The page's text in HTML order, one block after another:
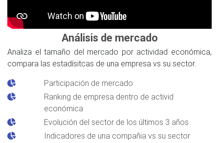
Análisis de mercado
Analiza el tamaño del mercado por actividad económica,
compara las estadísitcas de una empresa vs su sector.
Participación de mercado
Ranking de empresa dentro de activid
económica
Evolución del sector de los últimos 3 años
Indicadores de una compañia vs su sector